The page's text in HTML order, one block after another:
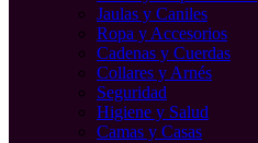
Jaulas y Caniles
Ropa y Accesorios
Cadenas y Cuerdas
Collares y Arnés
Seguridad
Higiene y Salud
Camas y Casas